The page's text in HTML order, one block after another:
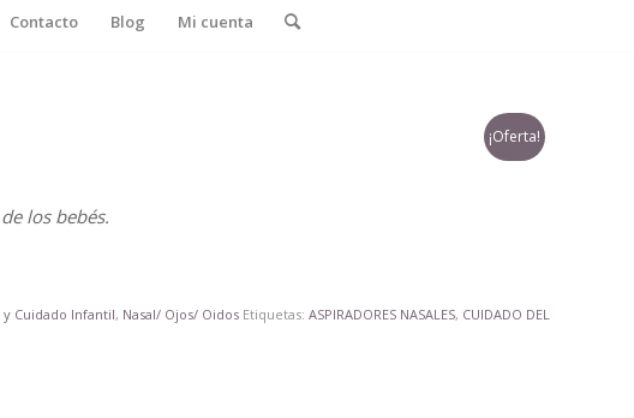
Contacto Blog Mi cuenta
¡Oferta!
los bebés.
y Cuidado Infantil, Nasal/ Ojos/ Oidos Etiquetas:ASPIRADORES NASALES, CUIDADO DEL